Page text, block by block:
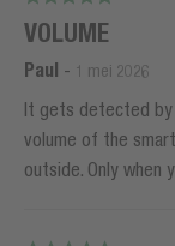
VOLUME
Paul - 1 mei 2026
It gets detected by
volume of the
outside. Only when